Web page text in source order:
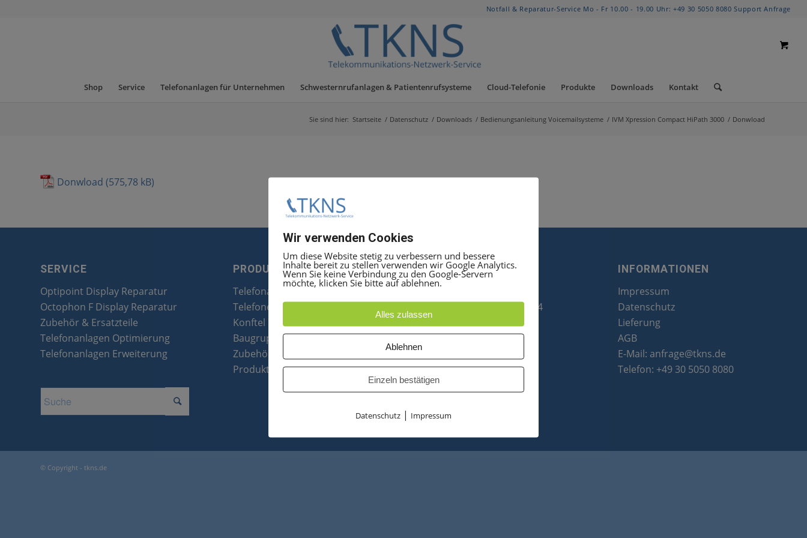
Notfall & Reparatur-Service Mo - Fr 10.00 - 19.00 Uhr: +49 30 5050 8080 Support Anfrage
Shop Service Telefonanlagen für Unternehmen Schwesternrufanlagen & Patientenrufsysteme Cloud-Telefonie Produkte Downloads Kontakt
Sie sind hier: Startseite / Datenschutz / Downloads / Bedienungsanleitung Voicemailsysteme / IVM Xpression Compact HiPath 3000 / Donwload
Donwload
SERVICE
Optipoint Display Reparatur
Octophon F Display Reparatur
Zubehör & Ersatzteile
Telefonanlagen Optimierung
Telefonanlagen Erweiterung
PRODUKTE
Telefonanlagen
Telefone
Konftel Konferenztelefone
Baugruppen
Zubehör & Ersatzteile
Produktzusammenfassung
PARTNER
Telefonanlagen Service 24
Octopus F
Starke Power
Entrümplungsservice
INFORMATIONEN
Impressum
Datenschutz
Lieferung
AGB
E-Mail: anfrage@tkns.de
Telefon: +49 30 5050 8080
© Copyright - tkns.de
Wir verwenden Cookies
Um diese Website stetig zu verbessern und bessere
Inhalte bereit zu stellen verwenden wir Google Analytics.
Wenn Sie keine Verbindung zu den Google-Servern
möchte, klicken Sie bitte auf ablehnen.
Alles zulassen
Ablehnen
Einzeln bestätigen
Datenschutz | Impressum